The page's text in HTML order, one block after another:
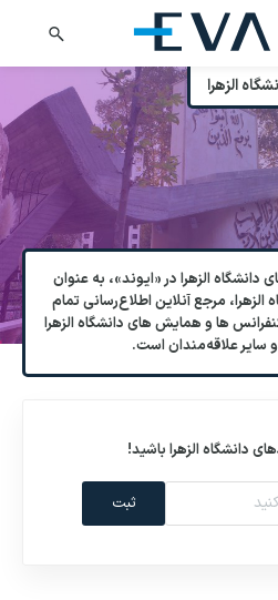
الزهرا
الزهرا در «ایوند»، به عنوان
الزهرا، مرجع آنلاین اطلاع‌رسانی تمام
ها و همایش های دانشگاه الزهرا
سایر علاقه‌مندان است.
دانشگاه الزهرا باشید!
ثبت